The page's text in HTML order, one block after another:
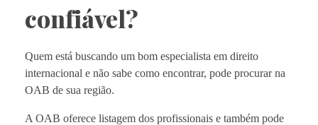
confiável?
Quem está buscando um bom especialista em direito
internacional e não sabe como encontrar, pode procurar na
OAB de sua região.
A OAB oferece listagem dos profissionais e também pode